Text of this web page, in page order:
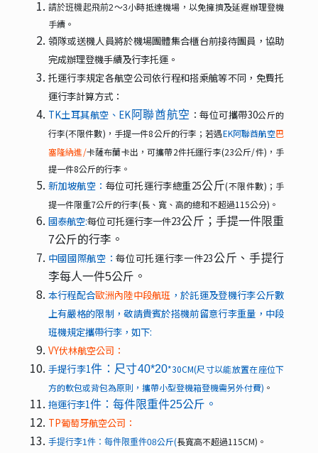
請於班機起飛前2～3小時抵達機場，以免擁擠及延遲辦理登機
手續。
領隊或送機人員將於機場團體集合櫃台前接待團員，協助
完成辦理登機手續及行李托運。
托運行李規定各航空公司依行程和搭乘艙等不同，免費托
運行李計算方式：
TK土耳其航空、EK 阿聯酋航空 ：每位可攜帶30公斤的
行李(不限件數)，手提一件8公斤的行李；若遇EK阿聯酋航空巴
塞隆納進/卡薩布蘭卡出，可攜帶2件托運行李(23公斤/件)，手
提一件8公斤的行李。
新加坡航空： 每位可托運行李總重25公斤(不限件數)；手
提一件限重7公斤的行李(長、寬、高的總和不超過115公分)。
國泰航空:每位可托運行李一件23公斤；手提一件限重
7公斤的行李。
中國國際航空：每位可托運行李一件23公斤、手提行
李每人一件5公斤。
本行程配合歐洲內陸中段航班 ，於託運及登機行李公斤數
上有嚴格的限制，敬請貴賓於搭機前留意行李重量，中段
班機規定攜帶行李，如下:
VY伏林航空公司：
手提行李1件：尺寸40*20*30CM(尺寸以能放置在座位下
方的軟包或背包為原則，攜帶小型登機箱登機需另外付費) 。
拖運行李1件：每件限重件25公斤。
TP葡萄牙航空公司：
手提行李1件：每件限重件08公斤(長寬高不超過115CM)。